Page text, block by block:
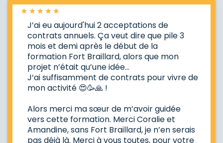
J’ai eu aujourd'hui 2 acceptations de
contrats annuels. Ça veut dire que pile 3
mois et demi après le début de la
formation Fort Braillard, alors que mon
projet n’était qu’une idée…
J’ai suffisamment de contrats pour vivre de
mon activité 😍🥳🙏 !
Alors merci ma sœur de m’avoir guidée
vers cette formation. Merci Coralie et
Amandine, sans Fort Braillard, je n’en serais
pas déjà là. Merci à vous toutes, pour votre